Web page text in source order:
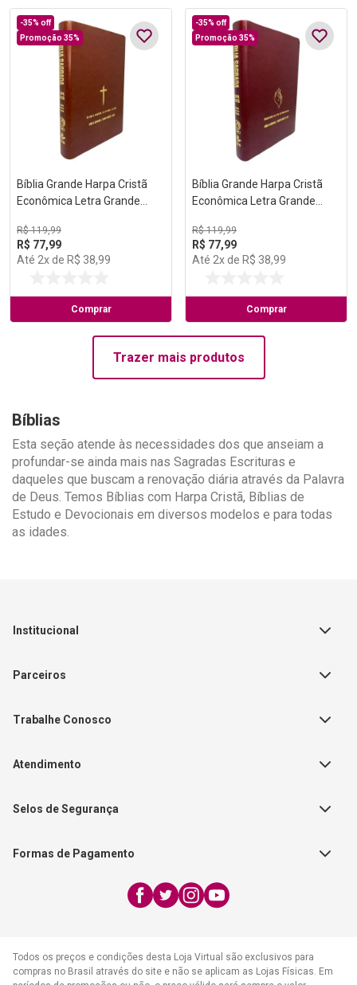
-35% off
Promoção 35%
Bíblia Grande Harpa Cristã
Econômica Letra Grande
R$ 119,99
R$ 77,99
Até 2x de R$ 38,99
Comprar
-35% off
Promoção 35%
Bíblia Grande Harpa Cristã
Econômica Letra Grande
R$ 119,99
R$ 77,99
Até 2x de R$ 38,99
Comprar
Trazer mais produtos
Bíblias
Esta seção atende às necessidades dos que anseiam a
profundar-se ainda mais nas Sagradas Escrituras e
daqueles que buscam a renovação diária através da Palavra
de Deus. Temos Bíblias com Harpa Cristã, Bíblias de
Estudo e Devocionais em diversos modelos e para todas
as idades.
Institucional
Sobre a Empresa
Política de Vendas
Catálogos de Produtos
Parceiros
Teste Maeztra
Editorial Patmos
FAECAD
Trabalhe Conosco
Fale Conosco
Nossas Lojas
Atendimento
17:30h
WhatsApp:
atendimento@cpad.com.br
Selos de Segurança
Formas de Pagamento
Todos os preços e condições desta Loja Virtual são exclusivos para
compras no Brasil através do site e não se aplicam as Lojas Físicas. Em